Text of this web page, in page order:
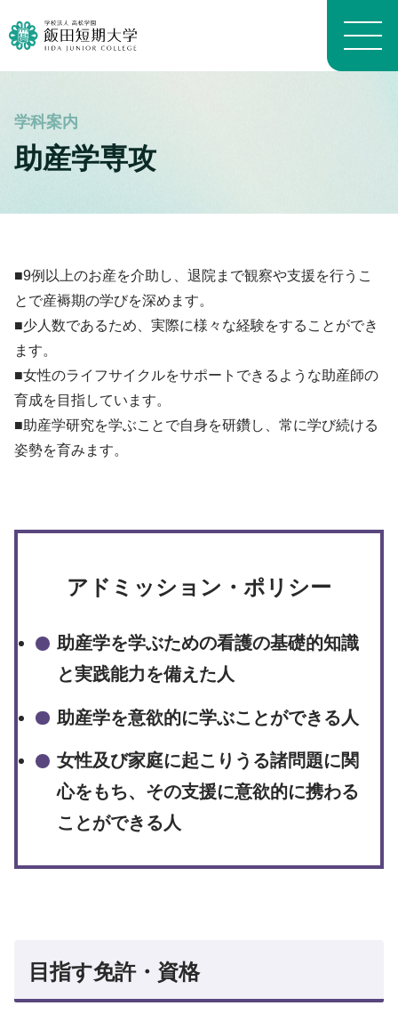
大学概要トップ
建学の精神
学科・専攻の教育目的
教員プロフィール（名前）
よくある質問 FAQ
学科案内トップ
生活科学学科介護福祉専攻
生活科学学科食物栄養専攻
幼児教育学科
看護学科
養護教育専攻
地域看護学専攻
助産学専攻
基礎教養科目・ゼミナール
アクセスマップ
キャンパスマップ
進路トップ
就職
進学・編入学
卒業生インタビュー
キャンパスライフトップ
イベント
学生生活経済学
クラブ・同好会
入試情報トップ
入学手続・納入金・授業料
交通案内
図書館トップ
利用案内
オープンキャンパス
公開講座トップ
公開講座一覧
その他の講座一覧
子育て支援・わいわいひろば
助産学専攻
■9例以上のお産を介助し、退院まで観察や支援を行うこ
とで産褥期の学びを深めます。
■少人数であるため、実際に様々な経験をすることができ
ます。
■女性のライフサイクルをサポートできるような助産師の
育成を目指しています。
■助産学研究を学ぶことで自身を研鑽し、常に学び続ける
姿勢を育みます。
アドミッション・ポリシー
助産学を学ぶための看護の基礎的知識
と実践能力を備えた人
助産学を意欲的に学ぶことができる人
女性及び家庭に起こりうる諸問題に関
心をもち、その支援に意欲的に携わる
ことができる人
目指す免許・資格